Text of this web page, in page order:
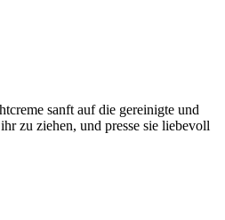
sanft auf die gereinigte und
zu ziehen, und presse sie liebevoll